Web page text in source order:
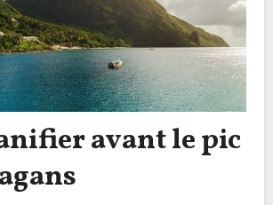
avant le pic